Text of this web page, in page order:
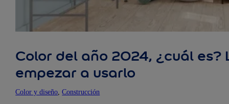
Color del año 2024, ¿cuál es?
empezar a usarlo
Color y diseño , Construcción